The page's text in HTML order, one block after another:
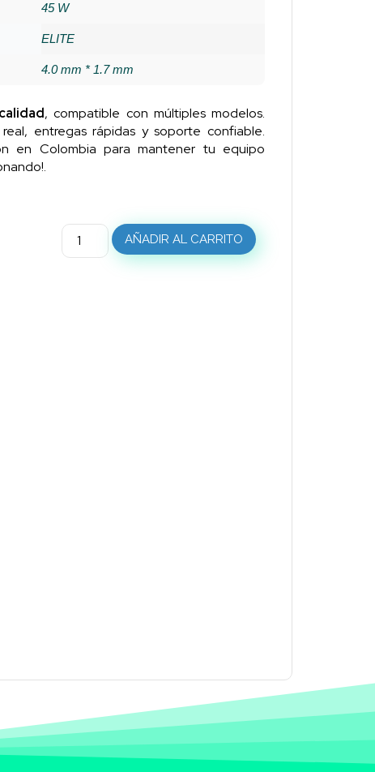
45 W
ELITE
4.0 mm * 1.7 mm
, compatible con múltiples modelos.
entregas rápidas y soporte confiable.
en Colombia para mantener tu equipo
AÑADIR AL CARRITO